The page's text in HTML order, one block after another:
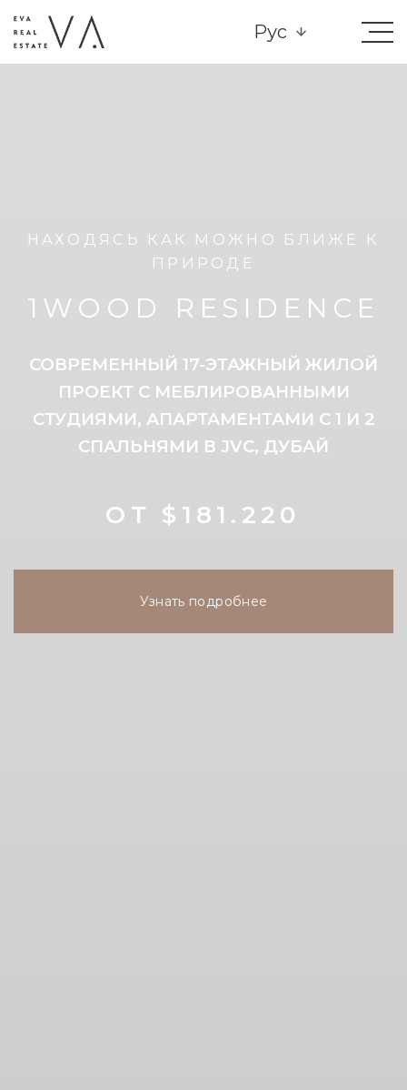
Рус
НАХОДЯСЬ КАК МОЖНО БЛИЖЕ К
ПРИРОДЕ
1WOOD RESIDENCE
СОВРЕМЕННЫЙ 17-ЭТАЖНЫЙ ЖИЛОЙ
ПРОЕКТ С МЕБЛИРОВАННЫМИ
СТУДИЯМИ, АПАРТАМЕНТАМИ С 1 И 2
СПАЛЬНЯМИ В JVC, ДУБАЙ
ОТ $181.220
Узнать подробнее